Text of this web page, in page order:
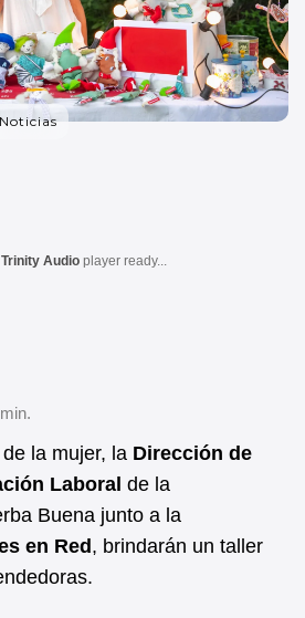
Noticias
Trinity Audio player ready...
la mujer, la Dirección de
Laboral de la
Buena junto a la
en Red, brindarán un taller